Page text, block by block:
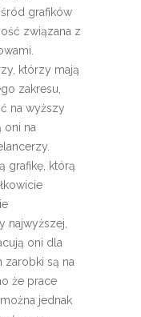
grafików
związana z
którzy mają
zakresu,
na wyższy
oni na
grafikę, którą
najwyższej,
oni dla
zarobki są na
że prace
jednak